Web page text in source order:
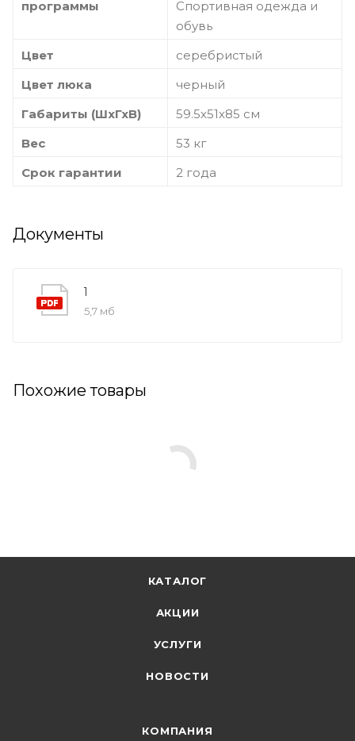
программы
Спортивная одежда и
обувь
Цвет
серебристый
Цвет люка
черный
Габариты (ШхГхВ)
59.5х51х85 см
Вес
53 кг
Срок гарантии
2 года
Документы
1
5,7 мб
Похожие товары
КАТАЛОГ
АКЦИИ
УСЛУГИ
НОВОСТИ
КОМПАНИЯ